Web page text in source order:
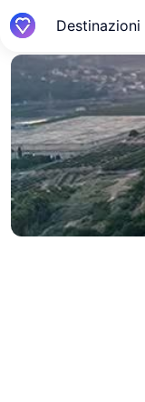
Destinazioni